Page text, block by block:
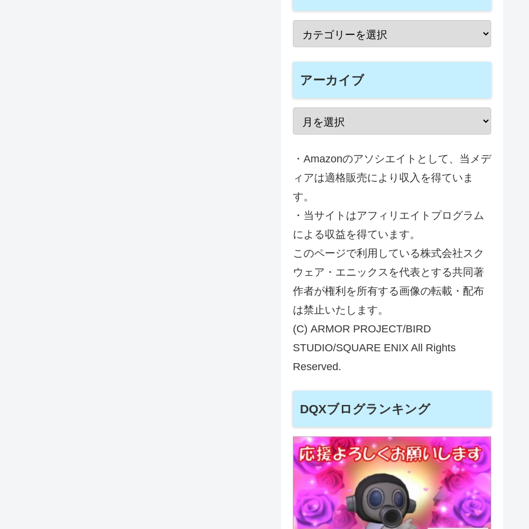
アーカイブ
・Amazonのアソシエイトとして、当メデ
ィアは適格販売により収入を得ていま
す。
・当サイトはアフィリエイトプログラム
による収益を得ています。
このページで利用している株式会社スク
ウェア・エニックスを代表とする共同著
作者が権利を所有する画像の転載・配布
は禁止いたします。
(C) ARMOR PROJECT/BIRD
STUDIO/SQUARE ENIX All Rights
Reserved.
DQXブログランキング